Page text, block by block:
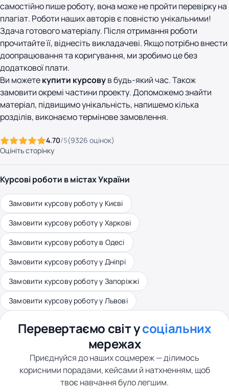
самостійно пише роботу, вона може не пройти перевірку на
плагіат. Роботи наших авторів є повністю унікальними!
Здача готового матеріалу. Після отримання роботи
прочитайте її, віднесіть викладачеві. Якщо потрібно внести
доопрацювання та коригування, ми зробимо це без
додаткової плати.
Ви можетекупити курсовув будь-який час. Також
замовити окремі частини проекту. Допоможемо знайти
матеріал, підвищимо унікальність, напишемо кілька
розділів, виконаємо термінове замовлення.
4.70/5(9326 оцінок)
Оцініть сторінку
Курсові роботи в містах України
Замовити курсову роботу у Києві
Замовити курсову роботу у Харкові
Замовити курсову роботу в Одесі
Замовити курсову роботу у Дніпрі
Замовити курсову роботу у Запоріжжі
Замовити курсову роботу у Львові
Перевертаємо світ усоціальних
мережах
Приєднуйся до наших соцмереж — ділимось
корисними порадами, кейсами й натхненням, щоб
твоє навчання було легшим.